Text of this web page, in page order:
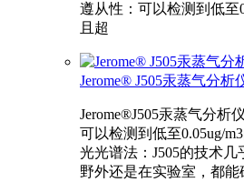
遵从性：可以检测到低至
且超
Jerome® J505汞蒸气分析
Jerome®J505汞蒸气分析
可以检测到低至0.05ug/
光光谱法：J505的技术
野外还是在实验室，都